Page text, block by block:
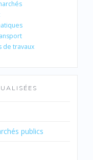
de travaux
publics